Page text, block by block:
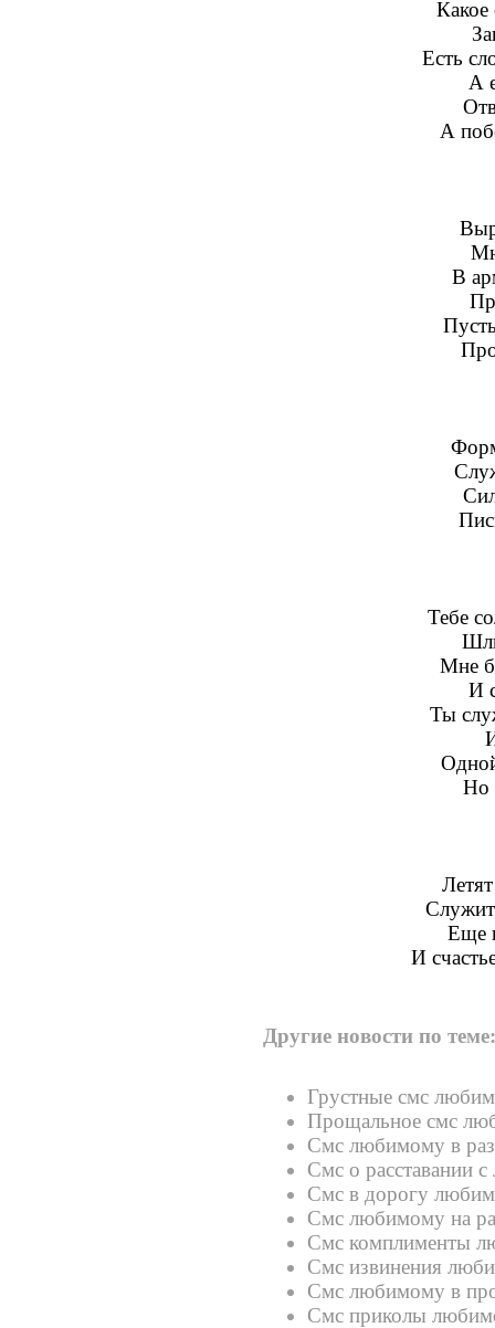
Какое
Есть
А
А
В
Тебе
Мне
И
Ты
Но
Еще
И
Другие новости по теме:
Грустные смс
Прощальное смс
Смс любимому в
Смс о расставании
Смс в дорогу
Смс любимому на
Смс комплименты
Смс извинения
Смс любимому в
Смс приколы